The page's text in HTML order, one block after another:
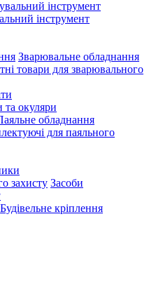
інструмент
Зварювальне обладнання
товари для зварювального
та окуляри
обладнання
для паяльного
Засоби
Будівельне кріплення